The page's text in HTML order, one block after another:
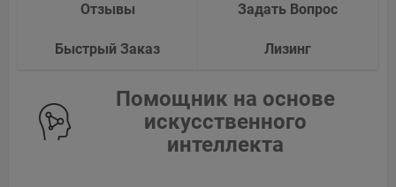
Отзывы Задать Вопрос
Быстрый Заказ Лизинг
Помощник на основе
искусственного
интеллекта